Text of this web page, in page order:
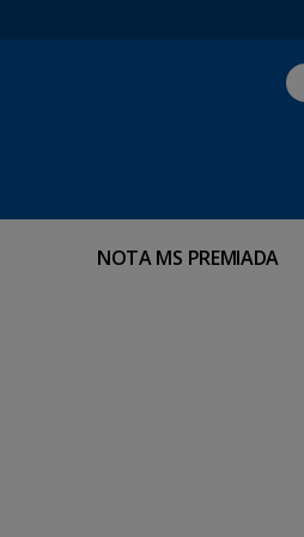
NOTA MS PREMIADA